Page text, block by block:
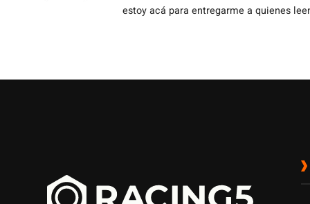
estoy acá para entregarme a quienes